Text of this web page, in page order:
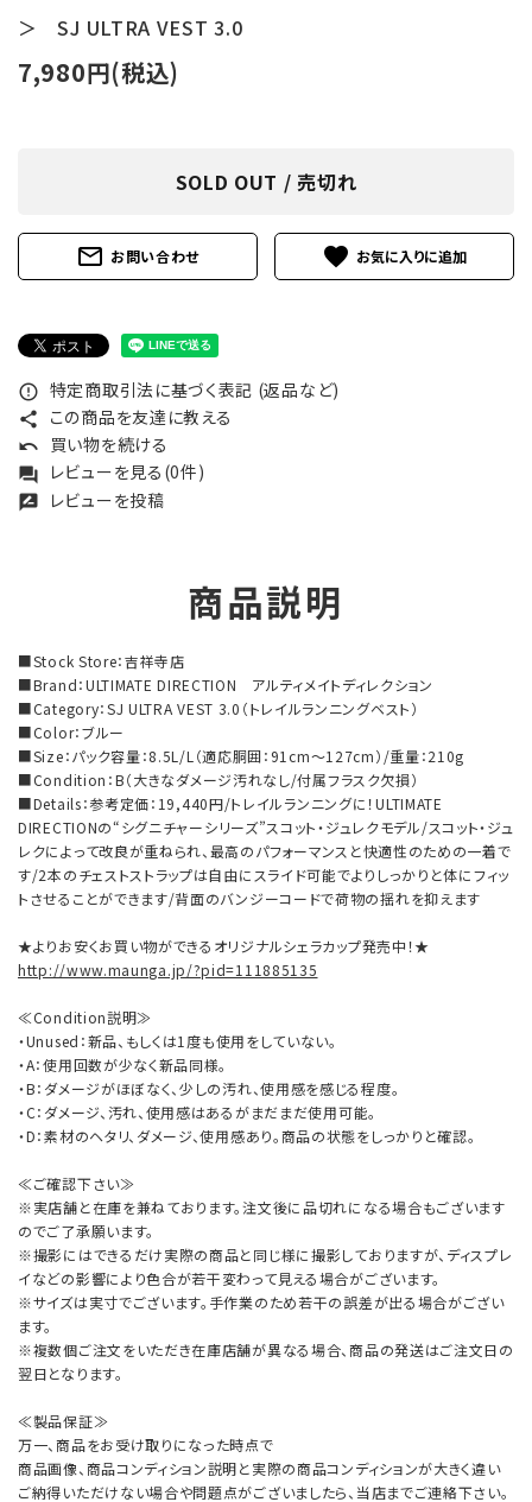
＞ SJ ULTRA VEST 3.0
7,980円(税込)
SOLD OUT / 売切れ
mail_outline お問い合わせ favorite
error_outline 特定商取引法に基づく表記 (返品など)
share この商品を友達に教える
undo 買い物を続ける
forum レビューを見る(0件)
rate_review レビューを投稿
商品説明
■Stock Store：吉祥寺店
■Brand：ULTIMATE DIRECTION アルティメイトディレクション
■Category：SJ ULTRA VEST 3.0（トレイルランニングベスト）
■Color：ブルー
■Size：パック容量：8.5L/L（適応胴囲：91cm～127cm）/重量：210g
■Condition：B（大きなダメージ汚れなし/付属フラスク欠損）
■Details：参考定価：19,440円/トレイルランニングに！ULTIMATE
DIRECTIONの“シグニチャーシリーズ”スコット・ジュレクモデル/スコット・ジュ
レクによって改良が重ねられ、最高のパフォーマンスと快適性のための一着で
す/2本のチェストストラップは自由にスライド可能でよりしっかりと体にフィッ
トさせることができます/背面のバンジーコードで荷物の揺れを抑えます
★よりお安くお買い物ができるオリジナルシェラカップ発売中！★
http://www.maunga.jp/?pid=111885135
≪Condition説明≫
・Unused：新品、もしくは1度も使用をしていない。
・A：使用回数が少なく新品同様。
・B：ダメージがほぼなく、少しの汚れ、使用感を感じる程度。
・C：ダメージ、汚れ、使用感はあるがまだまだ使用可能。
・D：素材のヘタリ、ダメージ、使用感あり。商品の状態をしっかりと確認。
≪ご確認下さい≫
※実店舗と在庫を兼ねております。注文後に品切れになる場合もございます
のでご了承願います。
※撮影にはできるだけ実際の商品と同じ様に撮影しておりますが、ディスプレ
イなどの影響により色合が若干変わって見える場合がございます。
※サイズは実寸でございます。手作業のため若干の誤差が出る場合がござい
ます。
※複数個ご注文をいただき在庫店舗が異なる場合、商品の発送はご注文日の
翌日となります。
≪製品保証≫
万一、商品をお受け取りになった時点で
商品画像、商品コンディション説明と実際の商品コンディションが大きく違い
ご納得いただけない場合や問題点がございましたら、当店までご連絡下さい。